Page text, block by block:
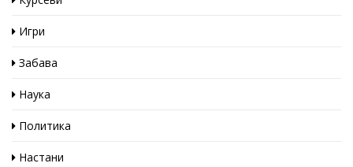
Игри
Забава
Наука
Политика
Настани